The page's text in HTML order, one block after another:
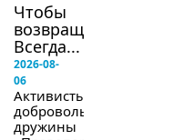
Чтобы
возвращались.
Всегда...
2026-08-
06
Активисты
добровольной
дружины